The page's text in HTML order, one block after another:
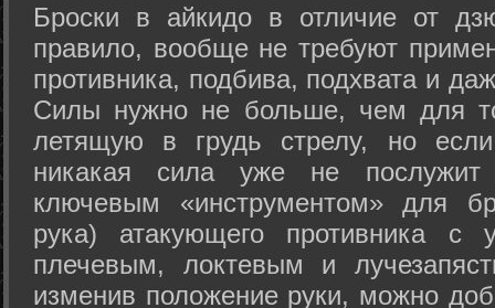
Броски в айкидо в отличие от
правило, вообще не требуют
противника, подбива, подхвата и
Силы нужно не больше, чем для
летящую в грудь стрелу, но
никакая сила уже не
ключевым «инструментом» для
рука) атакующего противника с
плечевым, локтевым и
изменив положение руки, можно